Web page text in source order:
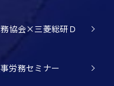
務協会×三菱総研Ｄ
労務セミナー